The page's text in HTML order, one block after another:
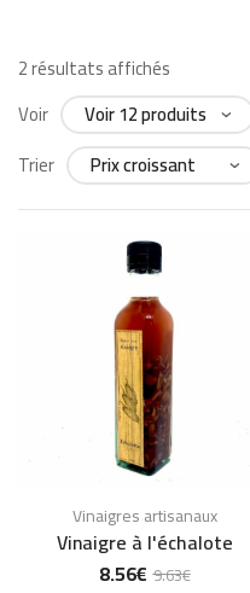
2 résultats affichés
Voir
Trier
Vinaigres artisanaux
Vinaigre à l'échalote
9.63€
8.56€